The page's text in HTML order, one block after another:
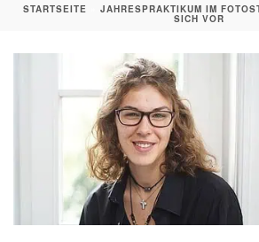
STARTSEITE JAHRESPRAKTIKUM IM
SICH VOR